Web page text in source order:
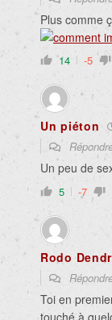
Plus comme
14 -5
Un piéton
Un peu de
5 -7
Rodo
Toi en